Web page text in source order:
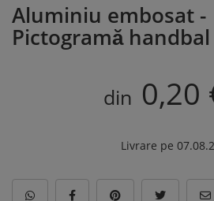
Aluminiu embosat -
Pictogramă handbal
din 0,20
Livrare pe